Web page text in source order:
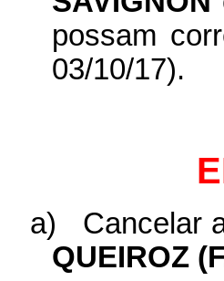
possam
03/10/17).
a)
Cancelar
QUEIROZ